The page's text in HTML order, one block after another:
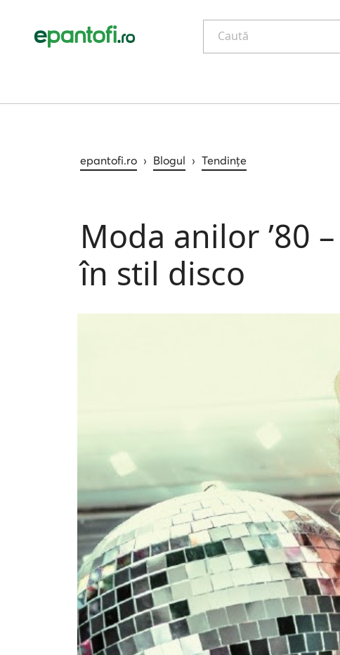
Caută
epantofi.ro › Blogul › Tendințe
Moda anilor ’80
în stil disco